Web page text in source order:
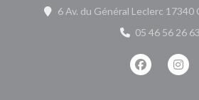
6 Av. du Général Leclerc 17340
05 46 56 26 63
Facebook